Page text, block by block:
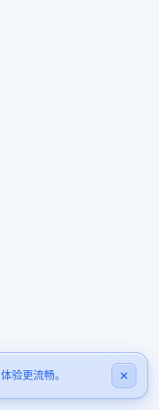
验更流畅。